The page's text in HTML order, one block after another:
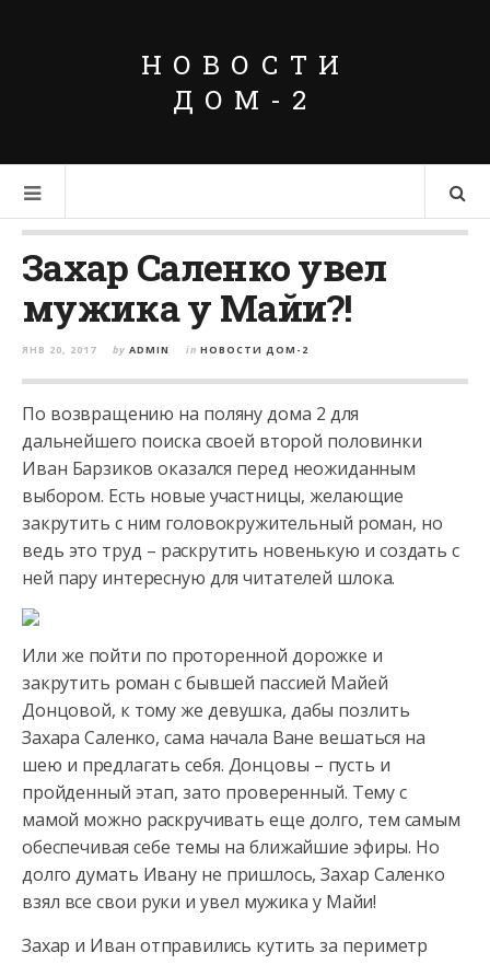
НОВОСТИ
ДОМ-2
Захар Саленко увел
мужика у Майи?!
ЯНВ 20, 2017 by ADMIN in НОВОСТИ ДОМ-2
По возвращению на поляну дома 2 для
дальнейшего поиска своей второй половинки
Иван Барзиков оказался перед неожиданным
выбором. Есть новые участницы, желающие
закрутить с ним головокружительный роман, но
ведь это труд – раскрутить новенькую и создать с
ней пару интересную для читателей шлока.
Или же пойти по проторенной дорожке и
закрутить роман с бывшей пассией Майей
Донцовой, к тому же девушка, дабы позлить
Захара Саленко, сама начала Ване вешаться на
шею и предлагать себя. Донцовы – пусть и
пройденный этап, зато проверенный. Тему с
мамой можно раскручивать еще долго, тем самым
обеспечивая себе темы на ближайшие эфиры. Но
долго думать Ивану не пришлось, Захар Саленко
взял все свои руки и увел мужика у Майи!
Захар и Иван отправились кутить за периметр